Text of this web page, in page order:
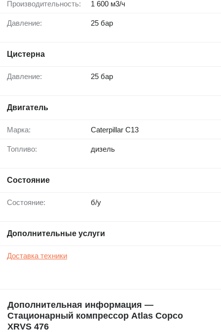
Производительность: 1 600 м3/ч
Давление: 25 бар
Цистерна
Давление: 25 бар
Двигатель
Марка: Caterpillar C13
Топливо: дизель
Состояние
Состояние: б/у
Дополнительные услуги
Доставка техники
Дополнительная информация —
Стационарный компрессор Atlas Copco
XRVS 476